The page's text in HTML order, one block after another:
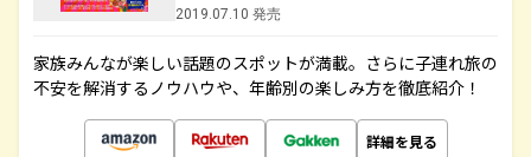
2019.07.10 発売
家族みんなが楽しい話題のスポットが満載。さらに子連れ旅の
不安を解消するノウハウや、年齢別の楽しみ方を徹底紹介！
詳細を見る